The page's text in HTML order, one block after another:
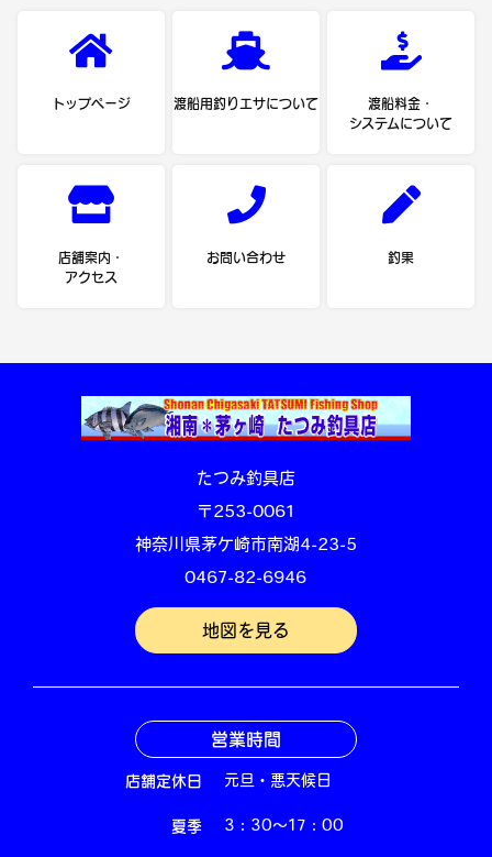
トップページ 渡船用釣りエサについて
渡船料金・
システムについて
店舗案内・
アクセス
お問い合わせ 釣果
たつみ釣具店
〒253-0061
神奈川県茅ケ崎市南湖4-23-5
0467-82-6946
地図を見る
営業時間
店舗定休日 元旦・悪天候日
夏季 3：30～17：00